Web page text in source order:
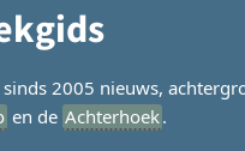
2005 nieuws,
en de Achterhoek.